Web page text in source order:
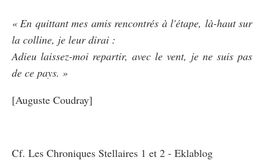
« En quittant mes amis rencontrés à l'étape, là-haut sur
la colline, je leur dirai :
Adieu laissez-moi repartir, avec le vent, je ne suis pas
de ce pays. »
[Auguste Coudray]
Cf. Les Chroniques Stellaires 1 et 2 - Eklablog